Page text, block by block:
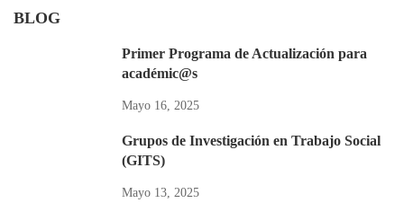
BLOG
Primer Programa de Actualización para
académic@s
Mayo 16, 2025
Grupos de Investigación en Trabajo Social
(GITS)
Mayo 13, 2025